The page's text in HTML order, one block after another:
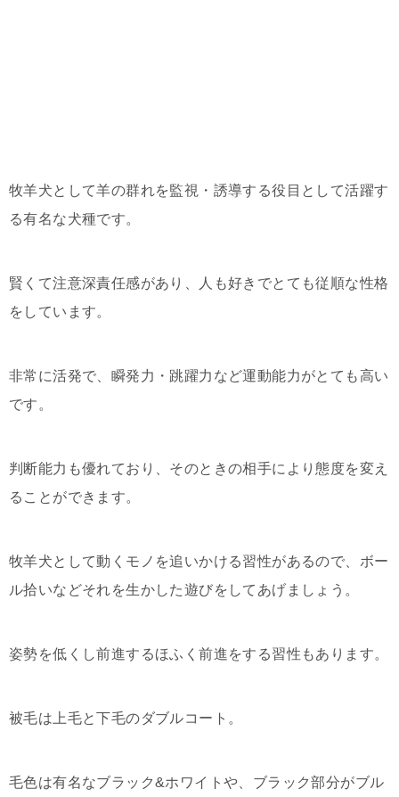
牧羊犬として羊の群れを監視・誘導する役目として活躍す
る有名な犬種です。
賢くて注意深責任感があり、人も好きでとても従順な性格
をしています。
非常に活発で、瞬発力・跳躍力など運動能力がとても高い
です。
判断能力も優れており、そのときの相手により態度を変え
ることができます。
牧羊犬として動くモノを追いかける習性があるので、ボー
ル拾いなどそれを生かした遊びをしてあげましょう。
姿勢を低くし前進するほふく前進をする習性もあります。
被毛は上毛と下毛のダブルコート。
毛色は有名なブラック&ホワイトや、ブラック部分がブル